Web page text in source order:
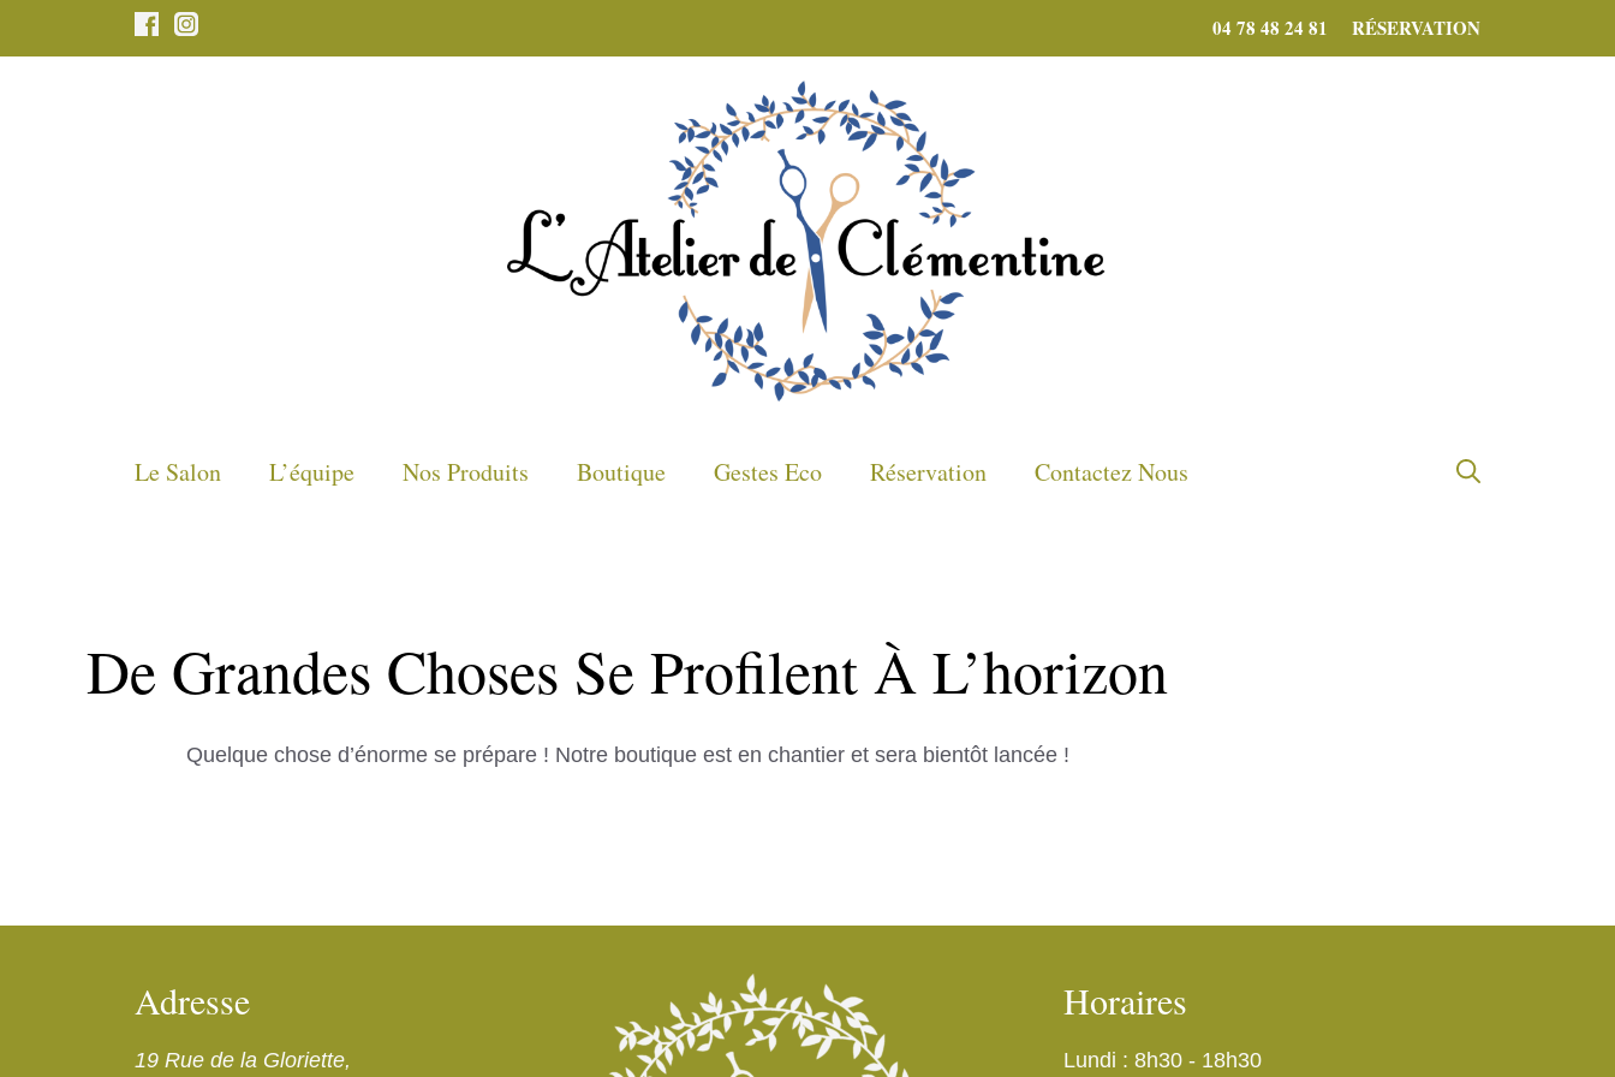
au
04 78 48 24 81 RÉSERVATION
Le Salon L’équipe Nos Produits Boutique Gestes Eco Réservation Contactez Nous
De Grandes Choses Se Profilent À L’horizon
Quelque chose d’énorme se prépare ! Notre boutique est en chantier et sera bientôt lancée !
Adresse
19 Rue de la Gloriette,
Horaires
Lundi : 8h30 - 18h30